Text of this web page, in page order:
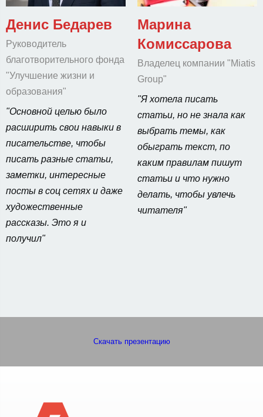
Денис Бедарев
Руководитель
благотворительного фонда
"Улучшение жизни и
образования"
"Основной целью было
расширить свои навыки в
писательстве, чтобы
писать разные статьи,
заметки, интересные
посты в соц сетях и даже
художественные
рассказы. Это я и
получил"
Марина
Комиссарова
Владелец компании "Miatis
Group"
"Я хотела писать
статьи, но не знала как
выбрать темы, как
обыграть текст, по
каким правилам пишут
статьи и что нужно
делать, чтобы увлечь
читателя"
Скачать презентацию